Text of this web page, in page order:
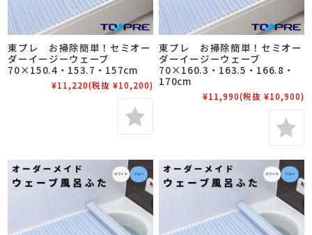
東プレ お掃除簡単！セミオー
ダーイージーウェーブ
70×150.4・153.7・157cm
¥11,220(税抜 ¥10,200)
東プレ お掃除簡単！セミオー
ダーイージーウェーブ
70×160.3・163.5・166.8・
170cm
¥11,990(税抜 ¥10,900)